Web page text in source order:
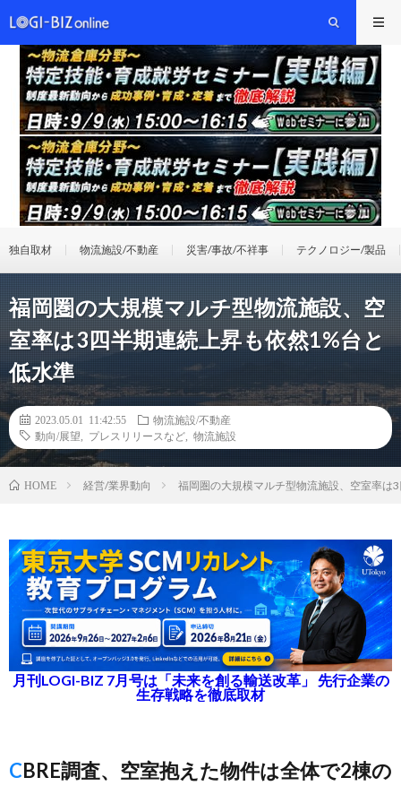
独自取材 物流施設/不動産 災害/事故/不祥事 テクノロジー/製品
福岡圏の大規模マルチ型物流施設、空
室率は3四半期連続上昇も依然1%台と
低水準
2023.05.01 11:42:55
物流施設/不動産
動向/展望
プレスリリースなど 物流施設
HOME 経営/業界動向 福岡圏の大規模マルチ型物流施設、空室率は
月刊LOGI-BIZ 7月号は「未来を創る輸送改革」 先行企業の
生存戦略を徹底取材
CBRE調査、空室抱えた物件は全体で2棟の